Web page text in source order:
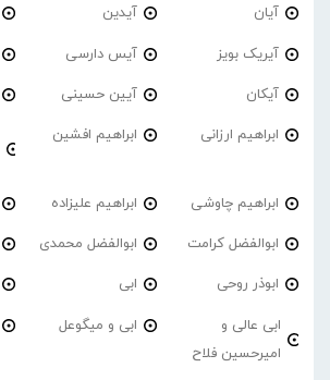
آیان آیدین
آیریک بویز آیس دارسی
آیکان آیین حسینی
ابراهیم ارزانی ابراهیم افشین
ابراهیم چاوشی ابراهیم علیزاده
ابوالفضل کرامت ابوالفضل محمدی
ابوذر روحی ابی
ابی عالی و
امیرحسین فلاح
ابی و میگوعل